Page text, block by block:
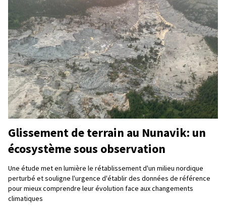
Glissement de terrain au Nunavik: un
écosystème sous observation
Une étude met en lumière le rétablissement d'un milieu nordique
perturbé et souligne l'urgence d'établir des données de référence
pour mieux comprendre leur évolution face aux changements
climatiques